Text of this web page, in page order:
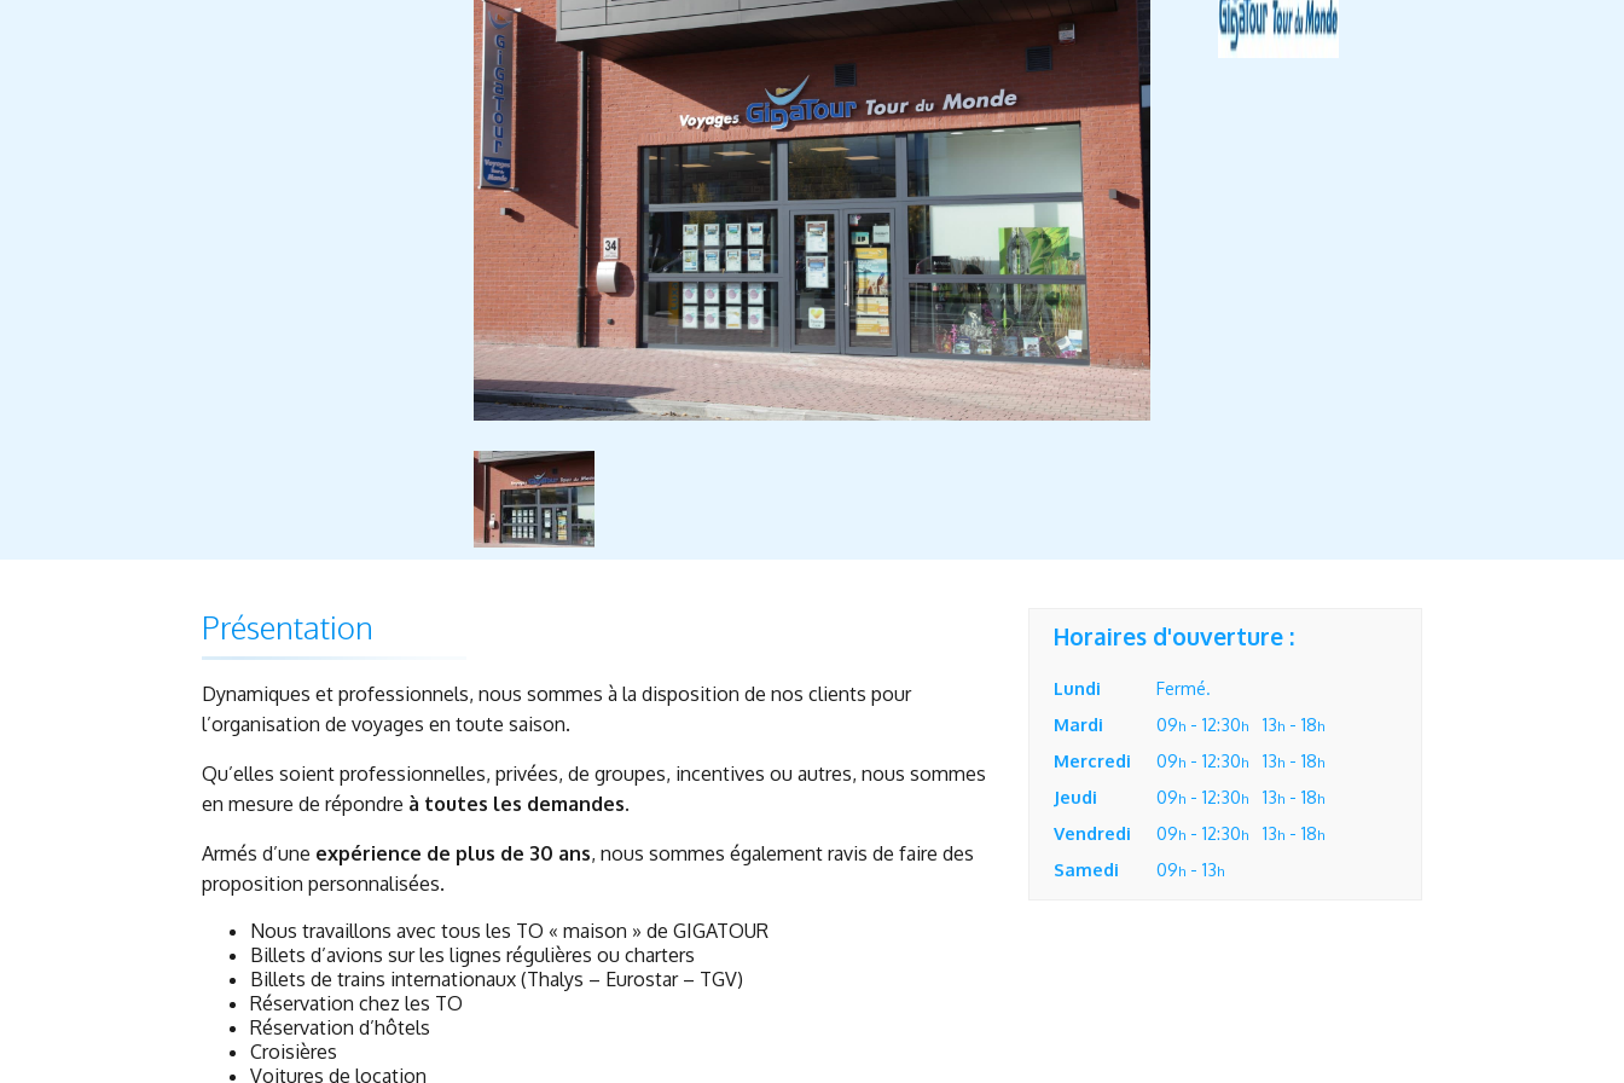
Présentation
Dynamiques et professionnels, nous sommes à la disposition de nos clients pour
l’organisation de voyages en toute saison.
Qu’elles soient professionnelles, privées, de groupes, incentives ou autres, nous sommes
en mesure de répondre à toutes les demandes.
Armés d’une expérience de plus de 30 ans, nous sommes également ravis de faire des
proposition personnalisées.
Nous travaillons avec tous les TO « maison » de GIGATOUR
Billets d’avions sur les lignes régulières ou charters
Billets de trains internationaux (Thalys – Eurostar – TGV)
Réservation chez les TO
Réservation d’hôtels
Croisières
Voitures de location
Horaires d'ouverture :
Lundi
Fermé.
Mardi
09h - 12:30h 13h - 18h
Mercredi 09h - 12:30h 13h - 18h
Jeudi 09h - 12:30h 13h - 18h
Vendredi 09h - 12:30h 13h - 18h
Samedi 09h - 13h